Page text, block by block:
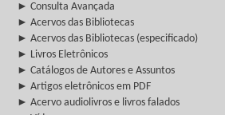
► Consulta Avançada
► Acervos das Bibliotecas
► Acervos das Bibliotecas (especificado)
► Livros Eletrônicos
► Catálogos de Autores e Assuntos
► Artigos eletrônicos em PDF
► Acervo audiolivros e livros falados